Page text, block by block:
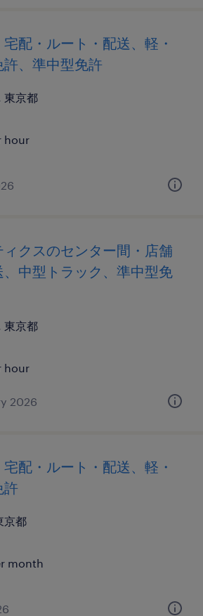
配・ルート・配送、軽・
、準中型免許
東京都
hour
クスのセンター間・店舗
中型トラック、準中型免
東京都
hour
2026
配・ルート・配送、軽・
許
京都
month